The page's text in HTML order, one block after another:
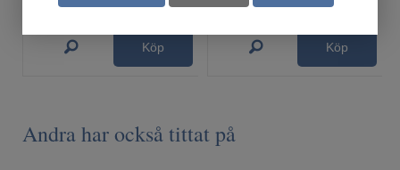
Köp Köp
Andra har också tittat på